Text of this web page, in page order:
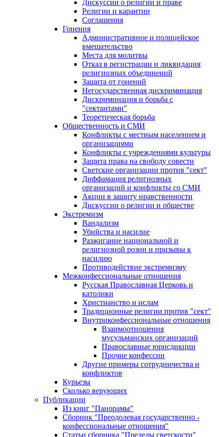
Дискуссии о религии и праве
Религии и карантин
Соглашения
Гонения
Административное и полицейское
вмешательство
Места для молитвы
Отказ в регистрации и ликвидация
религиозных объединений
Защита от гонений
Негосударственная дискриминация
Дискриминация и борьба с
"сектантами"
Теоретическая борьба
Общественность и СМИ
Конфликты с местным населением и
организациями
Конфликты с учреждениями культуры
Защита права на свободу совести
Светские организации против "сект"
Диффамация религиозных
организаций и конфликты со СМИ
Акции в защиту нравственности
Дискуссии о религии и обществе
Экстремизм
Вандализм
Убийства и насилие
Разжигание национальной и
религиозной розни и призывы к
насилию
Противодействие экстремизму
Межконфессиональные отношения
Русская Православная Церковь и
католики
Христианство и ислам
Традиционные религии против "сект"
Внутриконфессиональные отношения
Взаимоотношения
мусульманских организаций
Православные юрисдикции
Прочие конфессии
Другие примеры сотрудничества и
конфликтов
Курьезы
Сколько верующих
Публикации
Из книг "Панорамы"
Сборник "Преодолевая государственно -
конфессиональные отношения"
Статьи сборника "Пределы светскости"